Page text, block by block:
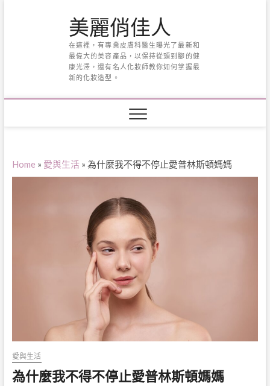
美麗俏佳人
在這裡，有專業皮膚科醫生曝光了最新和
最偉大的美容產品，以保持從頭到腳的健
康光澤，還有名人化妝師教你如何掌握最
新的化妝造型。
Home » 愛與生活» 為什麼我不得不停止愛普林斯頓媽媽
愛與生活
為什麼我不得不停止愛普林斯頓媽媽